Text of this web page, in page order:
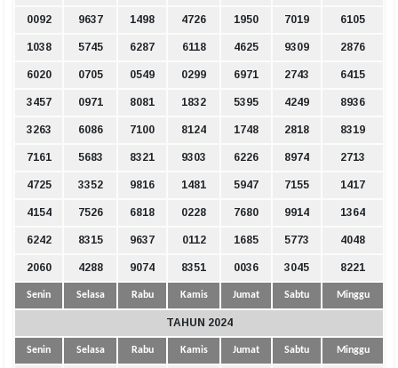
0092 9637 1498 4726 1950 7019 6105
1038 5745 6287 6118 4625 9309 2876
6020 0705 0549 0299 6971 2743 6415
3457 0971 8081 1832 5395 4249 8936
3263 6086 7100 8124 1748 2818 8319
7161 5683 8321 9303 6226 8974 2713
4725 3352 9816 1481 5947 7155 1417
4154 7526 6818 0228 7680 9914 1364
6242 8315 9637 0112 1685 5773 4048
2060 4288 9074 8351 0036 3045 8221
Senin Selasa Rabu Kamis Jumat Sabtu Minggu
TAHUN 2024
Senin Selasa Rabu Kamis Jumat Sabtu Minggu